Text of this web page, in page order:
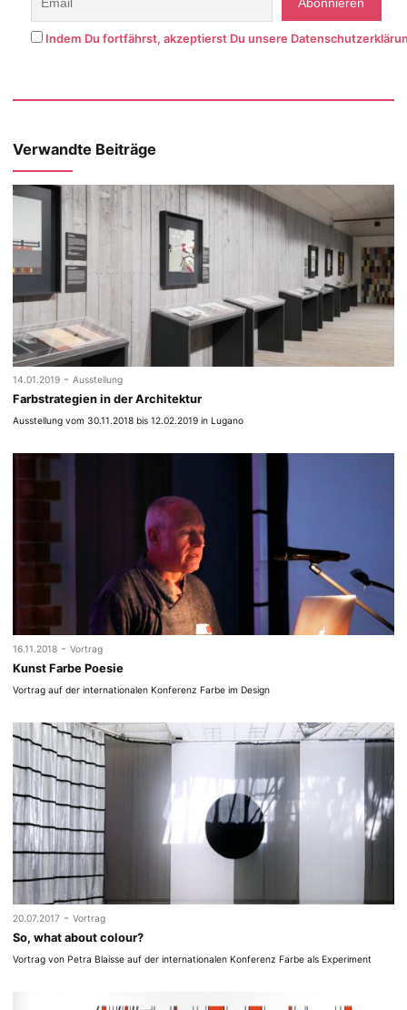
Indem Du fortfährst, akzeptierst Du unsere
Verwandte Beiträge
14.01.2019 - Ausstellung
Farbstrategien in der Architektur
Ausstellung vom 30.11.2018 bis 12.02.2019 in Lugano
16.11.2018 - Vortrag
Kunst Farbe Poesie
Vortrag auf der internationalen Konferenz Farbe im Design
20.07.2017 - Vortrag
So, what about colour?
Vortrag von Petra Blaisse auf der internationalen Konferenz Farbe als Experiment